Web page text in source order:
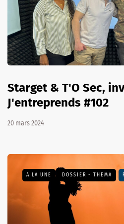
Starget & T'O Sec,
J'entreprends #102
20 mars 2024
A LA UNE DOSSIER - THEMA